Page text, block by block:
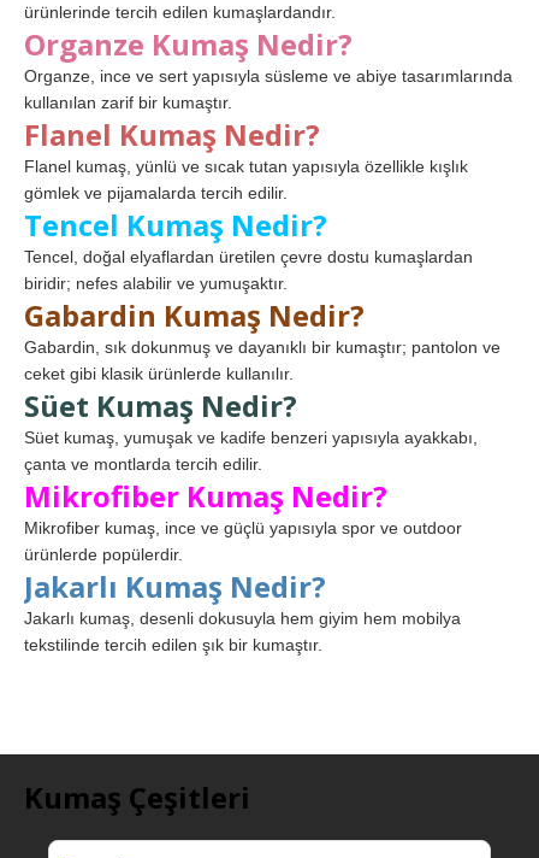
ürünlerinde tercih edilen kumaşlardandır.
Organze Kumaş Nedir?
Organze, ince ve sert yapısıyla süsleme ve abiye tasarımlarında
kullanılan zarif bir kumaştır.
Flanel Kumaş Nedir?
Flanel kumaş, yünlü ve sıcak tutan yapısıyla özellikle kışlık
gömlek ve pijamalarda tercih edilir.
Tencel Kumaş Nedir?
Tencel, doğal elyaflardan üretilen çevre dostu kumaşlardan
biridir; nefes alabilir ve yumuşaktır.
Gabardin Kumaş Nedir?
Gabardin, sık dokunmuş ve dayanıklı bir kumaştır; pantolon ve
ceket gibi klasik ürünlerde kullanılır.
Süet Kumaş Nedir?
Süet kumaş, yumuşak ve kadife benzeri yapısıyla ayakkabı,
çanta ve montlarda tercih edilir.
Mikrofiber Kumaş Nedir?
Mikrofiber kumaş, ince ve güçlü yapısıyla spor ve outdoor
ürünlerde popülerdir.
Jakarlı Kumaş Nedir?
Jakarlı kumaş, desenli dokusuyla hem giyim hem mobilya
tekstilinde tercih edilen şık bir kumaştır.
Kumaş Çeşitleri